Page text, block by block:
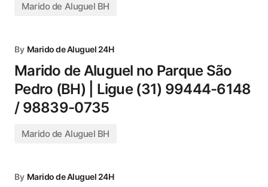
Marido de Aluguel BH
By Marido de Aluguel 24H
Marido de Aluguel no Parque São
Pedro (BH) | Ligue (31) 99444-6148
/ 98839-0735
Marido de Aluguel BH
By Marido de Aluguel 24H